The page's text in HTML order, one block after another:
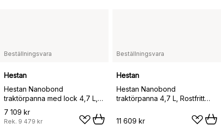
Beställningsvara
Hestan
Hestan Nanobond
traktörpanna med lock 4,7 L,
Rostfritt stål
7 109 kr
Rek. 9 479 kr
Beställningsvara
Hestan
Hestan Nanobond
traktörpanna 4,7 L, Rostfritt
11 609 kr